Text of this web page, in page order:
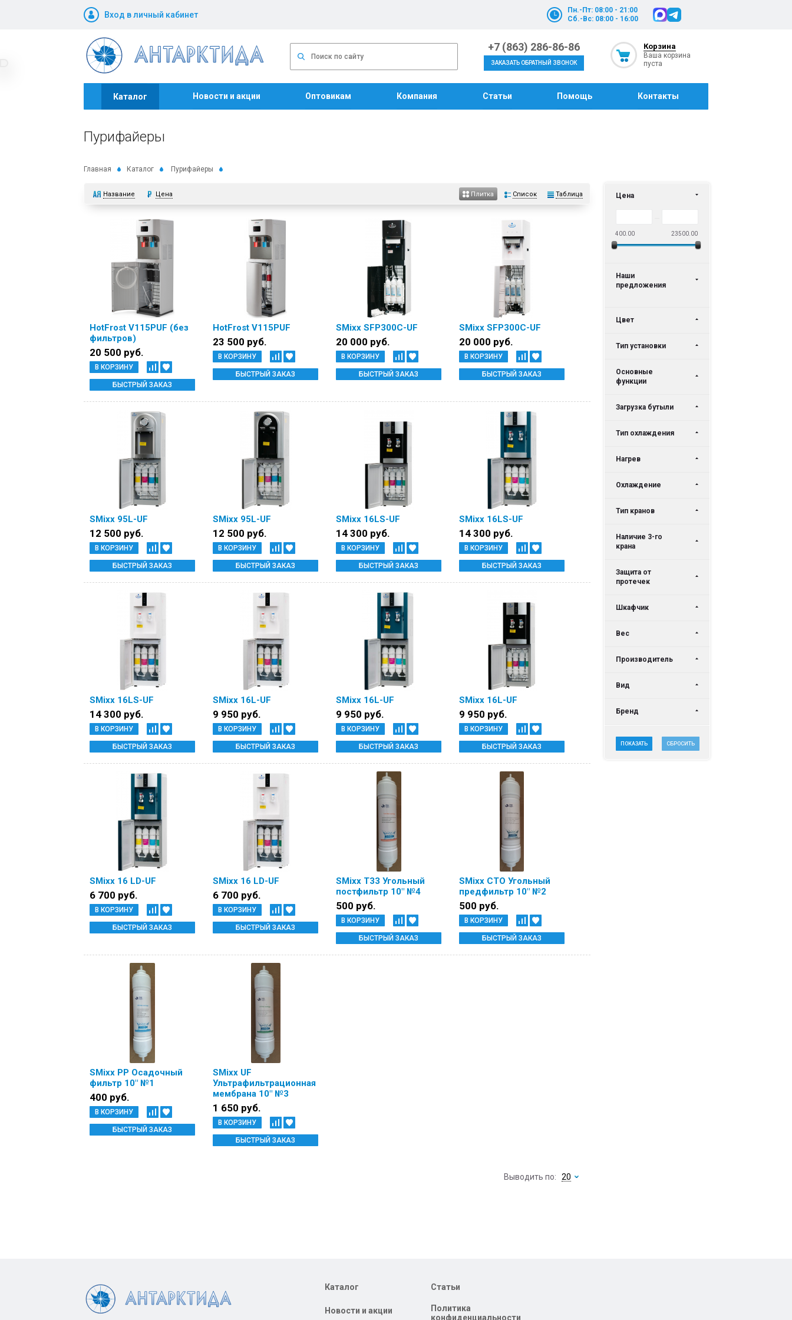
Вход в личный кабинет
Пн.-Пт: 08:00 - 21:00
Сб.-Вс: 08:00 - 16:00
+7 (863) 286-86-86
ЗАКАЗАТЬ ОБРАТНЫЙ ЗВОНОК
Корзина
Ваша корзина
пуста
Каталог Новости и акции Оптовикам Компания Статьи Помощь Контакты
Пурифайеры
Главная Каталог Пурифайеры
Цена
400.00 23500.00
Наши
предложения
Цвет
Тип установки
Основные
функции
Загрузка бутыли
Тип охлаждения
Нагрев
Охлаждение
Тип кранов
Наличие 3-го
крана
Защита от
протечек
Шкафчик
Вес
Производитель
Вид
Бренд
ПОКАЗАТЬ СБРОСИТЬ
Название Цена Плитка Список Таблица
HotFrost V115PUF (без
фильтров)
20 500 руб.
В КОРЗИНУ
БЫСТРЫЙ ЗАКАЗ
HotFrost V115PUF
23 500 руб.
В КОРЗИНУ
БЫСТРЫЙ ЗАКАЗ
SMixx SFP300C-UF
20 000 руб.
В КОРЗИНУ
БЫСТРЫЙ ЗАКАЗ
SMixx SFP300C-UF
20 000 руб.
В КОРЗИНУ
БЫСТРЫЙ ЗАКАЗ
SMixx 95L-UF
12 500 руб.
В КОРЗИНУ
БЫСТРЫЙ ЗАКАЗ
SMixx 95L-UF
12 500 руб.
В КОРЗИНУ
БЫСТРЫЙ ЗАКАЗ
SMixx 16LS-UF
14 300 руб.
В КОРЗИНУ
БЫСТРЫЙ ЗАКАЗ
SMixx 16LS-UF
14 300 руб.
В КОРЗИНУ
БЫСТРЫЙ ЗАКАЗ
SMixx 16LS-UF
14 300 руб.
В КОРЗИНУ
БЫСТРЫЙ ЗАКАЗ
SMixx 16L-UF
9 950 руб.
В КОРЗИНУ
БЫСТРЫЙ ЗАКАЗ
SMixx 16L-UF
9 950 руб.
В КОРЗИНУ
БЫСТРЫЙ ЗАКАЗ
SMixx 16L-UF
9 950 руб.
В КОРЗИНУ
БЫСТРЫЙ ЗАКАЗ
SMixx 16 LD-UF
6 700 руб.
В КОРЗИНУ
БЫСТРЫЙ ЗАКАЗ
SMixx 16 LD-UF
6 700 руб.
В КОРЗИНУ
БЫСТРЫЙ ЗАКАЗ
SMixx Т33 Угольный
постфильтр 10" №4
500 руб.
В КОРЗИНУ
БЫСТРЫЙ ЗАКАЗ
SMixx СТО Угольный
предфильтр 10" №2
500 руб.
В КОРЗИНУ
БЫСТРЫЙ ЗАКАЗ
SMixx РР Осадочный
фильтр 10" №1
400 руб.
В КОРЗИНУ
БЫСТРЫЙ ЗАКАЗ
SMixx UF
Ультрафильтрационная
мембрана 10" №3
1 650 руб.
В КОРЗИНУ
БЫСТРЫЙ ЗАКАЗ
Выводить по: 20
Каталог
Новости и акции
Статьи
Политика
конфиденциальности